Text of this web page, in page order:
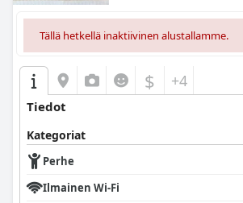
Tällä hetkellä inaktiivinen alustallamme.
$ +4
Tiedot
Kategoriat
Perhe
Ilmainen Wi-Fi